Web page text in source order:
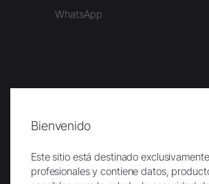
WhatsApp
Empresa: Grupo W&H
Empresa: W&H Ibérica
Bienvenido
Este sitio está destinado
profesionales y contiene datos,